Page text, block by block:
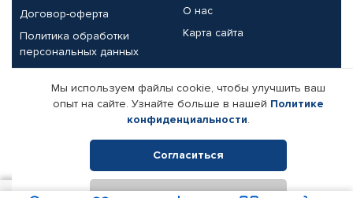
Договор-оферта
Политика обработки
персональных данных
О нас
Карта сайта
Партнерам
Корпоративным клиентам
Поставщикам
Реквизиты компании
Мы используем файлы cookie, чтобы улучшить ваш
опыт на сайте. Узнайте больше в нашей Политике
конфиденциальности.
Согласиться
Отклонить